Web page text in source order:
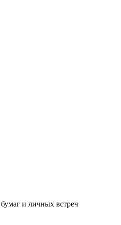
и личных встреч